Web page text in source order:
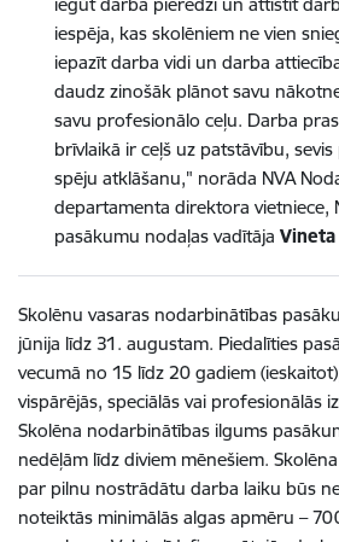
iespēja, kas skolēniem ne vien
iepazīt darba vidi un darba
daudz zinošāk plānot savu
savu profesionālo ceļu. Darba
brīvlaikā ir ceļš uz patstāvību,
spēju atklāšanu," norāda NVA
departamenta direktora vietniece,
pasākumu nodaļas vadītāja
Skolēnu vasaras nodarbinātības
jūnija līdz 31. augustam. Piedalīties
vecumā no 15 līdz 20 gadiem
vispārējās, speciālās vai profesionālās
Skolēna nodarbinātības ilgums
nedēļām līdz diviem mēnešiem.
par pilnu nostrādātu darba laiku būs
noteiktās minimālās algas apmēru –